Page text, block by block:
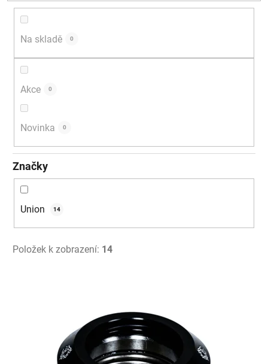
d
Na skladě 0
Akce 0
Novinka 0
Značky
Union 14
Položek k zobrazení: 14